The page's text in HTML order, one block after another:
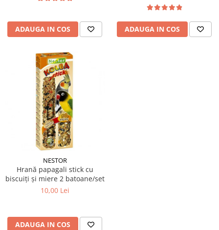
ADAUGA IN COS ADAUGA IN COS
NESTOR
Hrană papagali stick cu
biscuiți și miere 2 batoane/set
10,00 Lei
ADAUGA IN COS